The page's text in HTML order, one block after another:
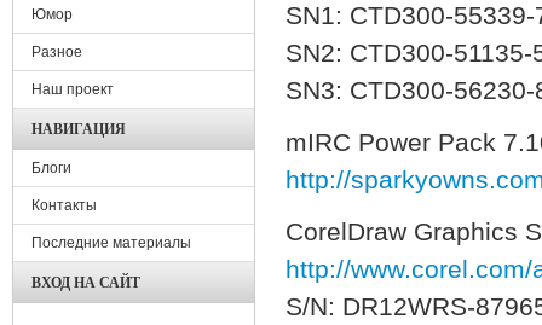
SN1: CTD300-
SN2: CTD300-
SN3: CTD300-
mIRC Power Pack
http://
CorelDraw Graphics
http://
S/N: DR12WRS-
Юмор
Разное
Наш проект
НАВИГАЦИЯ
Блоги
Контакты
Последние материалы
ВХОД НА САЙТ